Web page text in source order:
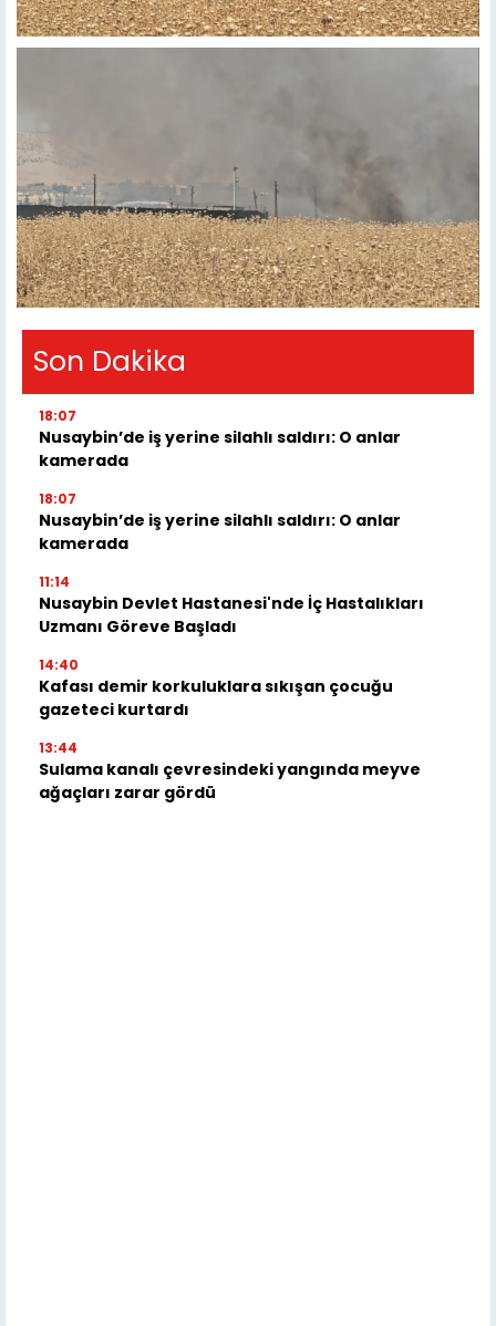
Son Dakika
18:07
Nusaybin’de iş yerine silahlı saldırı: O anlar
kamerada
18:07
Nusaybin’de iş yerine silahlı saldırı: O anlar
kamerada
11:14
Nusaybin Devlet Hastanesi'nde İç Hastalıkları
Uzmanı Göreve Başladı
14:40
Kafası demir korkuluklara sıkışan çocuğu
gazeteci kurtardı
13:44
Sulama kanalı çevresindeki yangında meyve
ağaçları zarar gördü